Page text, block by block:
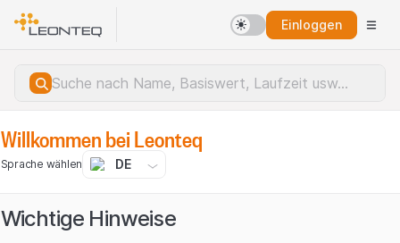
Einloggen
Willkommen bei Leonteq
Sprache wählen DE
Wichtige Hinweise